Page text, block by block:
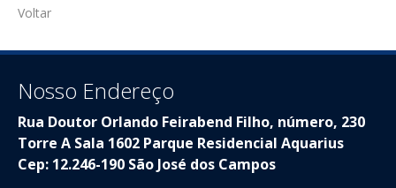
Voltar
Nosso Endereço
Rua Doutor Orlando Feirabend Filho, número, 230
Torre A Sala 1602 Parque Residencial Aquarius
Cep: 12.246-190 São José dos Campos